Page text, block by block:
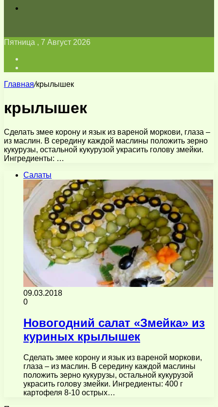
Пятница , 7 Август 2026
Главная/крылышек
крылышек
Сделать змее корону и язык из вареной моркови, глаза –
из маслин. В середину каждой маслины положить зерно
кукурузы, остальной кукурузой украсить голову змейки.
Ингредиенты: …
Салаты
09.03.2018
0
Новогодний салат «Змейка» из
куриных крылышек
Сделать змее корону и язык из вареной моркови,
глаза – из маслин. В середину каждой маслины
положить зерно кукурузы, остальной кукурузой
украсить голову змейки. Ингредиенты: 400 г
картофеля 8-10 острых…